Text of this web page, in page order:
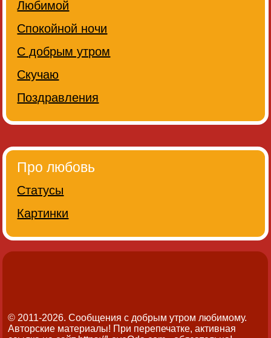
Любимой
Спокойной ночи
С добрым утром
Скучаю
Поздравления
Про любовь
Статусы
Картинки
© 2011-2026. Сообщения с добрым утром любимому.
Авторские материалы! При перепечатке, активная